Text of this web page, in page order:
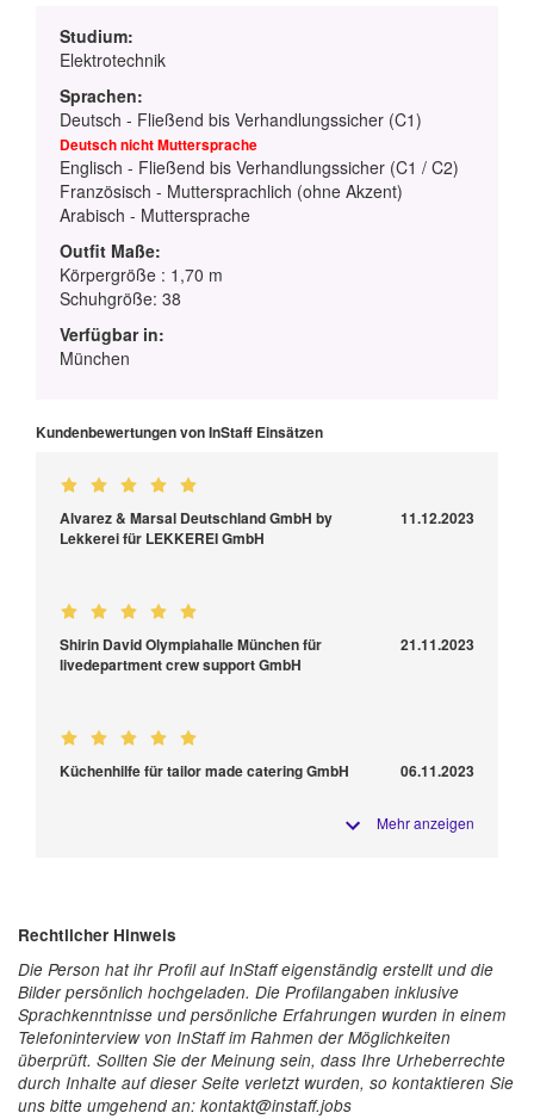
Studium:
Elektrotechnik
Sprachen:
Deutsch - Fließend bis Verhandlungssicher (C1)
Deutsch nicht Muttersprache
Englisch - Fließend bis Verhandlungssicher (C1 / C2)
Französisch - Muttersprachlich (ohne Akzent)
Arabisch - Muttersprache
Outfit Maße:
Körpergröße : 1,70 m
Schuhgröße: 38
Verfügbar in:
München
Kundenbewertungen von InStaff Einsätzen
Alvarez & Marsal Deutschland GmbH by
Lekkerei für LEKKEREI GmbH
11.12.2023
Shirin David Olympiahalle München für
livedepartment crew support GmbH
21.11.2023
Küchenhilfe für tailor made catering GmbH 06.11.2023
Mehr anzeigen
Rechtlicher Hinweis
Die Person hat ihr Profil auf InStaff eigenständig erstellt und die
Bilder persönlich hochgeladen. Die Profilangaben inklusive
Sprachkenntnisse und persönliche Erfahrungen wurden in einem
Telefoninterview von InStaff im Rahmen der Möglichkeiten
überprüft. Sollten Sie der Meinung sein, dass Ihre Urheberrechte
durch Inhalte auf dieser Seite verletzt wurden, so kontaktieren Sie
uns bitte umgehend an: kontakt@instaff.jobs